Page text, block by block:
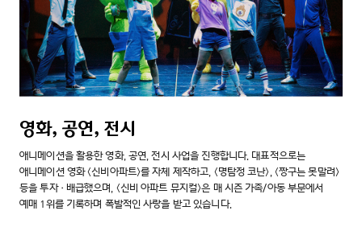
영화, 공연, 전시
애니메이션을 활용한 영화, 공연, 전시 사업을 진행합니다. 대표적으로는
애니메이션 영화 <신비아파트>를 자체 제작하고, <명탐정 코난>, <짱구는 못말려>
등을 투자·배급했으며, <신비 아파트 뮤지컬>은 매 시즌 가족/아동 부문에서
예매 1위를 기록하며 폭발적인 사랑을 받고 있습니다.